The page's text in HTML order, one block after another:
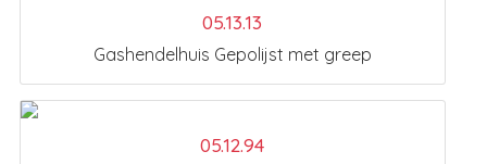
05.13.13
Gashendelhuis Gepolijst met greep
05.12.94